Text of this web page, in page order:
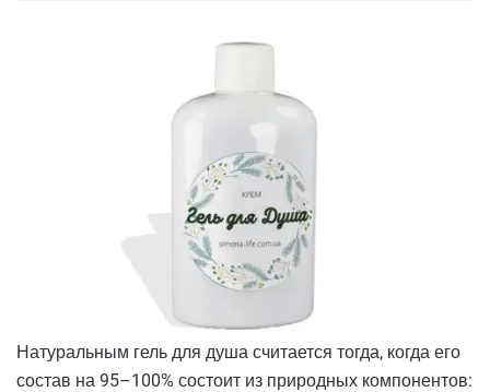
Натуральным гель для душа считается тогда, когда его
состав на 95–100% состоит из природных компонентов: